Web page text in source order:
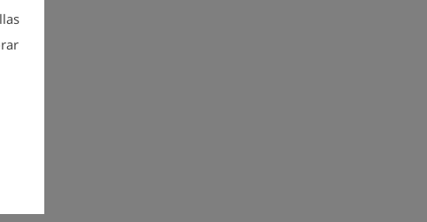
de rosca 1620 para la conexión de un
presión EDS2-P